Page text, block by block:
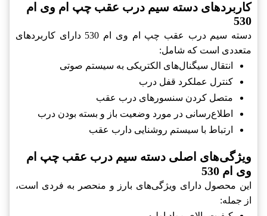
کاربردهای دسته سیم درب عقب چپ ام وی ام
530
دسته سیم درب عقب چپ ام وی ام 530 دارای کاربردهای
متعددی است که شامل:
انتقال سیگنال‌های الکتریکی به سیستم‌ صوتی
کنترل عملکرد قفل درب
متصل کردن سنسورهای درب عقب
اطلاع‌رسانی در مورد وضعیت باز و بسته بودن درب
ارتباط با سیستم روشنایی دارب عقب
ویژگی‌های اصلی دسته سیم درب عقب چپ ام
وی ام 530
این محصول دارای ویژگی‌های بارز و منحصر به فردی است،
از جمله: